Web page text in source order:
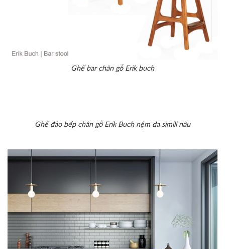
Ghế bar chân gỗ Erik buch
Ghế đảo bếp chân gỗ Erik Buch nệm da simili nâu